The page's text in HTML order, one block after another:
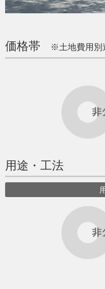
価格帯 ※土地費用別
用途・工法